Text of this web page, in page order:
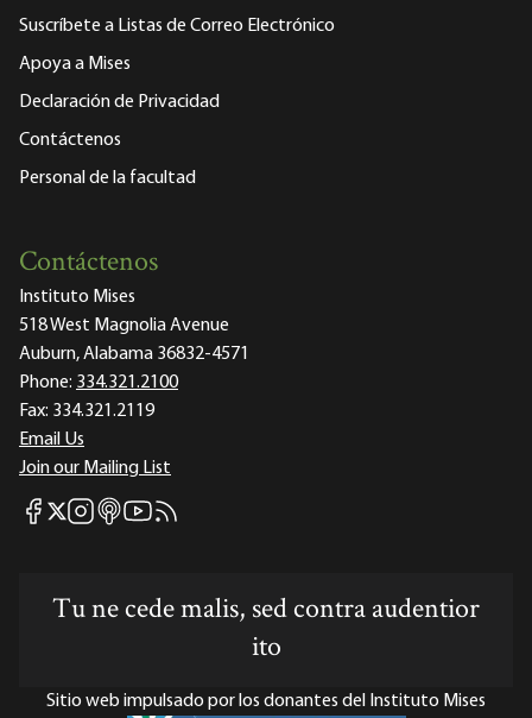
Suscríbete a Listas de Correo Electrónico
Apoya a Mises
Declaración de Privacidad
Contáctenos
Personal de la facultad
Contáctenos
Instituto Mises
518 West Magnolia Avenue
Auburn, Alabama 36832-4571
Phone: 334.321.2100
Fax: 334.321.2119
Email Us
Join our Mailing List
Mises Facebook
Mises X
Mises Instagram
Mises itunes
Mises Youtube
Mises RSS feed
Tu ne cede malis, sed contra audentior
ito
Sitio web impulsado por los donantes del Instituto Mises